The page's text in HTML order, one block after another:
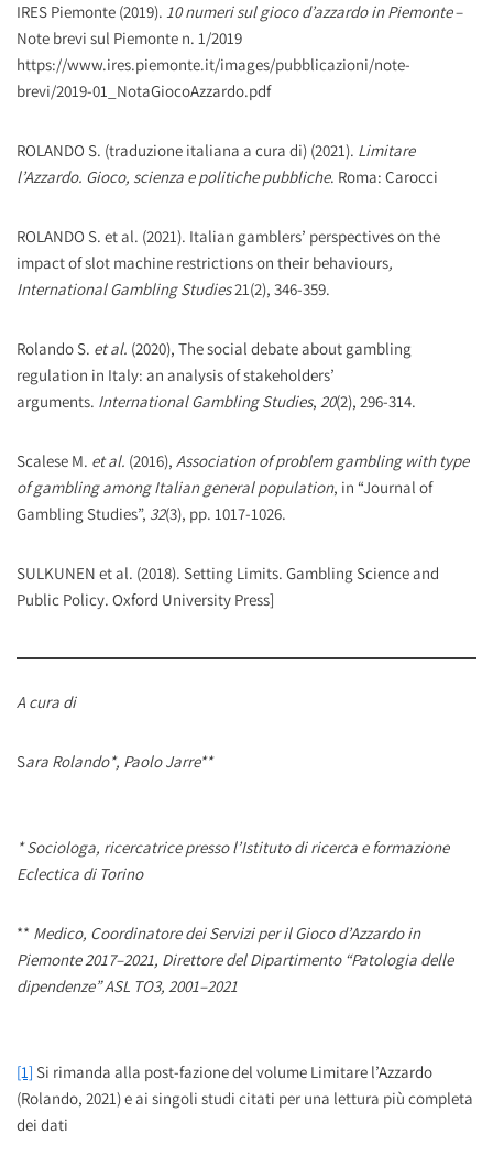
IRES Piemonte (2019). 10 numeri sul gioco d’azzardo in Piemonte–
Note brevi sul Piemonte n. 1/2019
https://www.ires.piemonte.it/images/pubblicazioni/note-
brevi/2019-01_NotaGiocoAzzardo.pdf
ROLANDO S. (traduzione italiana a cura di) (2021). Limitare
l’Azzardo. Gioco, scienza e politiche pubbliche. Roma: Carocci
ROLANDO S. et al. (2021). Italian gamblers’ perspectives on the
impact of slot machine restrictions on their behaviours,
International Gambling Studies21(2), 346-359.
Rolando S. et al. (2020), The social debate about gambling
regulation in Italy: an analysis of stakeholders’
arguments. International Gambling Studies, 20(2), 296-314.
Scalese M. et al. (2016), Association of problem gambling with type
of gambling among Italian general population, in “Journal of
Gambling Studies”, 32(3), pp. 1017-1026.
SULKUNEN et al. (2018). Setting Limits. Gambling Science and
Public Policy. Oxford University Press]
A cura di
Sara Rolando*, Paolo Jarre**
* Sociologa, ricercatrice presso l’Istituto di ricerca e formazione
Eclectica di Torino
** Medico, Coordinatore dei Servizi per il Gioco d’Azzardo in
Piemonte 2017–2021, Direttore del Dipartimento “Patologia delle
dipendenze” ASL TO3, 2001–2021
[1] Si rimanda alla post-fazione del volume Limitare l’Azzardo
(Rolando, 2021) e ai singoli studi citati per una lettura più completa
dei dati